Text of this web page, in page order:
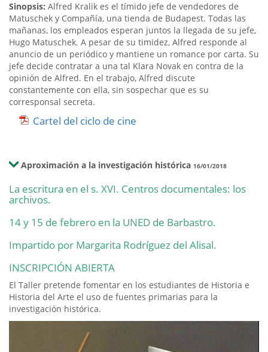
Sinopsis: Alfred Kralik es el tímido jefe de vendedores de
Matuschek y Compañía, una tienda de Budapest. Todas las
mañanas, los empleados esperan juntos la llegada de su jefe,
Hugo Matuschek. A pesar de su timidez, Alfred responde al
anuncio de un periódico y mantiene un romance por carta. Su
jefe decide contratar a una tal Klara Novak en contra de la
opinión de Alfred. En el trabajo, Alfred discute
constantemente con ella, sin sospechar que es su
corresponsal secreta.
Cartel del ciclo de cine
Aproximación a la investigación histórica 16/01/2018
La escritura en el s. XVI. Centros documentales: los
archivos.
14 y 15 de febrero en la UNED de Barbastro.
Impartido por Margarita Rodríguez del Alisal.
INSCRIPCIÓN ABIERTA
El Taller pretende fomentar en los estudiantes de Historia e
Historia del Arte el uso de fuentes primarias para la
investigación histórica.